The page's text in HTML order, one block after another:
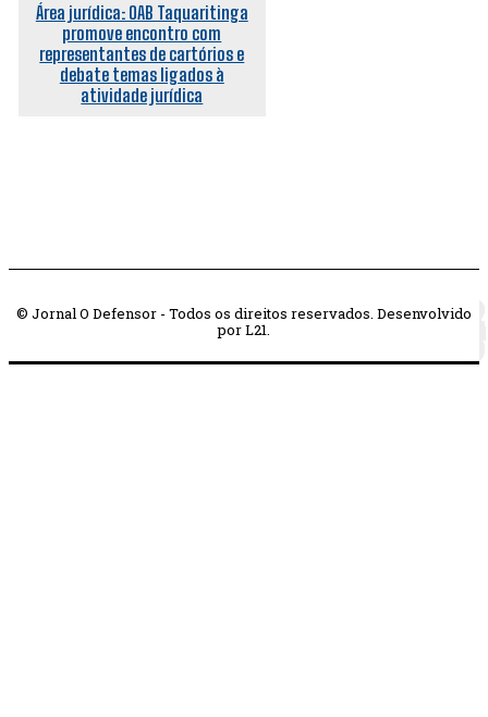
Área jurídica: OAB Taquaritinga
promove encontro com
representantes de cartórios e
debate temas ligados à
atividade jurídica
© Jornal O Defensor - Todos os direitos reservados. Desenvolvido
por L21.